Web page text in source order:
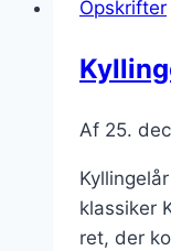
Opskrifter
Af 25.
klassiker
ret, der